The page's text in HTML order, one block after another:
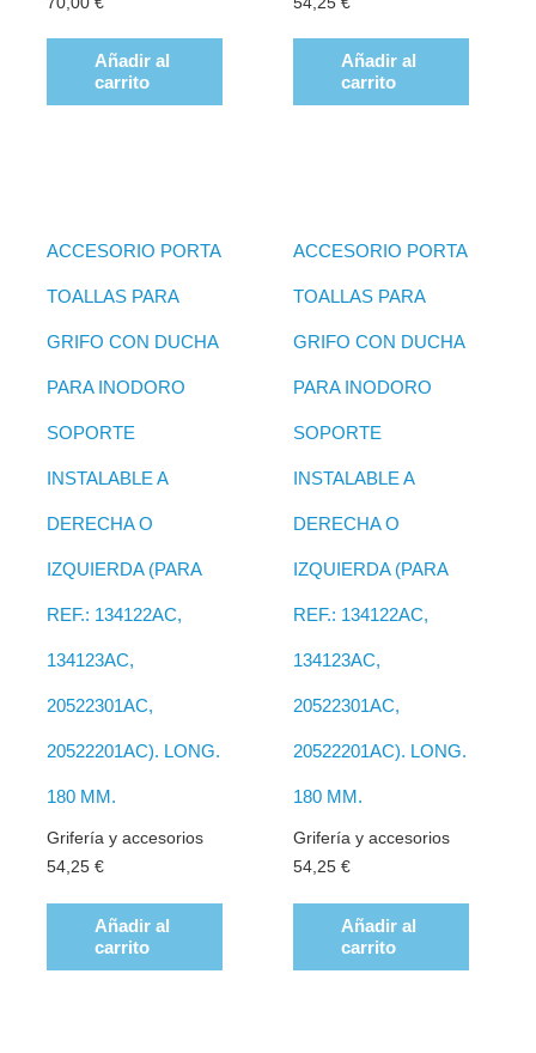
Añadir al
carrito
Añadir al
carrito
ACCESORIO PORTA
TOALLAS PARA
GRIFO CON DUCHA
PARA INODORO
SOPORTE
INSTALABLE A
DERECHA O
IZQUIERDA (PARA
REF.: 134122AC,
134123AC,
20522301AC,
20522201AC). LONG.
180 MM.
Grifería y accesorios
54,25€
Añadir al
carrito
ACCESORIO PORTA
TOALLAS PARA
GRIFO CON DUCHA
PARA INODORO
SOPORTE
INSTALABLE A
DERECHA O
IZQUIERDA (PARA
REF.: 134122AC,
134123AC,
20522301AC,
20522201AC). LONG.
180 MM.
Grifería y accesorios
54,25 €
Añadir al
carrito